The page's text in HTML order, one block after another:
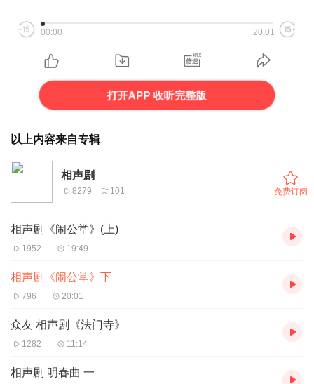
00:00 20:01
打开APP 收听完整版
以上内容来自专辑
相声剧
8279 101 免费订阅
相声剧《闹公堂》(上)
1952 19:49
相声剧《闹公堂》下
796 20:01
众友 相声剧《法门寺》
1282 11:14
相声剧 明春曲 一